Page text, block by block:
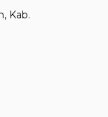
Kab.